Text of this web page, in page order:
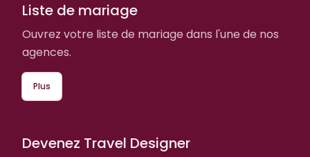
Liste de mariage
Ouvrez votre liste de mariage dans l'une de nos
agences.
Plus
Devenez Travel Designer